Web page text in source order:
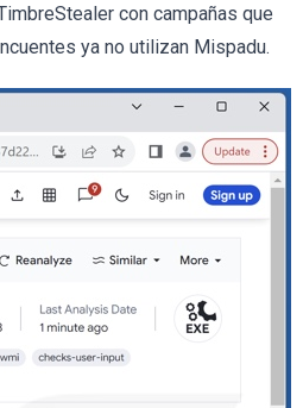
con campañas que
ya no utilizan Mispadu.